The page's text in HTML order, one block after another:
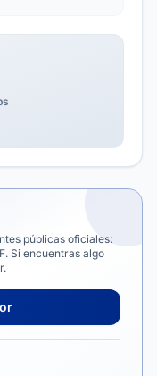
públicas oficiales:
Si encuentras algo